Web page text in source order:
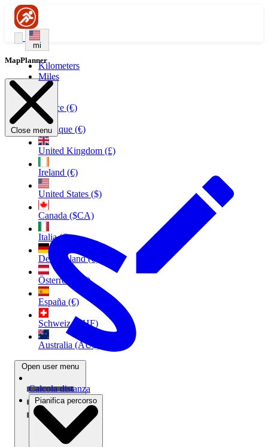
mi
Kilometers
Miles
France (€)
Belgique (€)
United Kingdom (£)
Ireland (€)
United States ($)
Canada ($CA)
Italia (€)
Deutschland (€)
Österreich (€)
España (€)
Schweiz (CHF)
Australia (AU$)
Open user menu
MapPlanner
Close menu
Calcola distanza
Pianifica percorso